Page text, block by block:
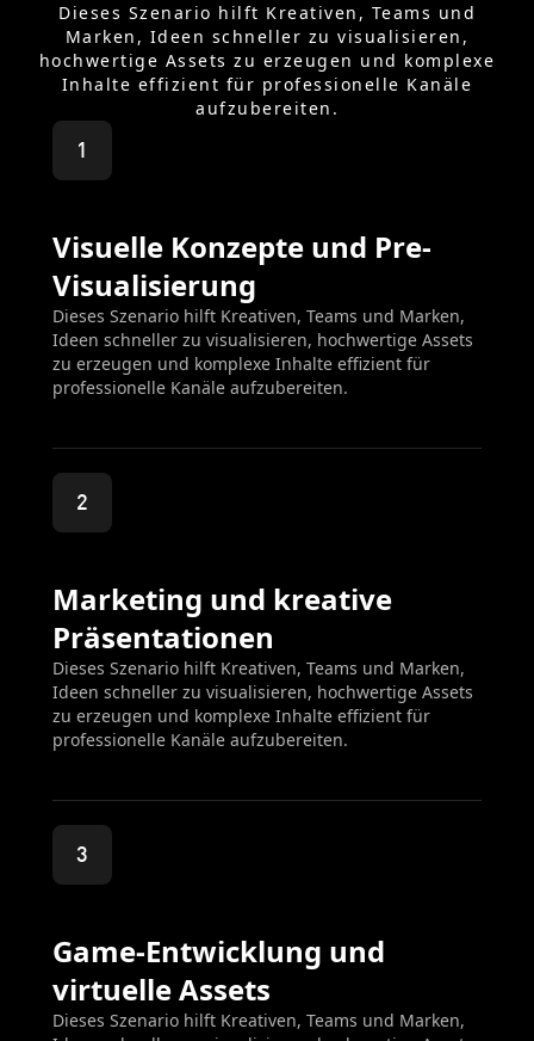
Dieses Szenario hilft Kreativen, Teams und
Marken, Ideen schneller zu visualisieren,
hochwertige Assets zu erzeugen und komplexe
Inhalte effizient für professionelle Kanäle
aufzubereiten.
1
Visuelle Konzepte und Pre-
Visualisierung
Dieses Szenario hilft Kreativen, Teams und Marken,
Ideen schneller zu visualisieren, hochwertige Assets
zu erzeugen und komplexe Inhalte effizient für
professionelle Kanäle aufzubereiten.
2
Marketing und kreative
Präsentationen
Dieses Szenario hilft Kreativen, Teams und Marken,
Ideen schneller zu visualisieren, hochwertige Assets
zu erzeugen und komplexe Inhalte effizient für
professionelle Kanäle aufzubereiten.
3
Game-Entwicklung und
virtuelle Assets
Dieses Szenario hilft Kreativen, Teams und Marken,